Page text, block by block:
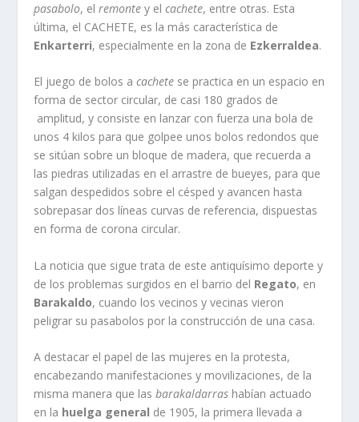
pasabolo, elremonte y elcachete, entre otras. Esta
última, el CACHETE, es la más caracterí­stica de
Enkarterri, especialmente en la zona de Ezkerraldea.
El juego de bolos acachete se practica en un espacio en
forma de sector circular, de casi 180 grados de
amplitud, y consiste en lanzar con fuerza una bola de
unos 4 kilos para que golpee unos bolos redondos que
se sitúan sobre un bloque de madera, que recuerda a
las piedras utilizadas en el arrastre de bueyes, para que
salgan despedidos sobre el césped y avancen hasta
sobrepasar dos lí­neas curvas de referencia, dispuestas
en forma de corona circular.
La noticia que sigue trata de este antiquí­simo deporte y
de los problemas surgidos en el barrio del Regato, en
Barakaldo, cuando los vecinos y vecinas vieron
peligrar su pasabolos por la construcción de una casa.
A destacar el papel de las mujeres en la protesta,
encabezando manifestaciones y movilizaciones, de la
misma manera que lasbarakaldarras habí­an actuado
en la huelga general de 1905, la primera llevada a